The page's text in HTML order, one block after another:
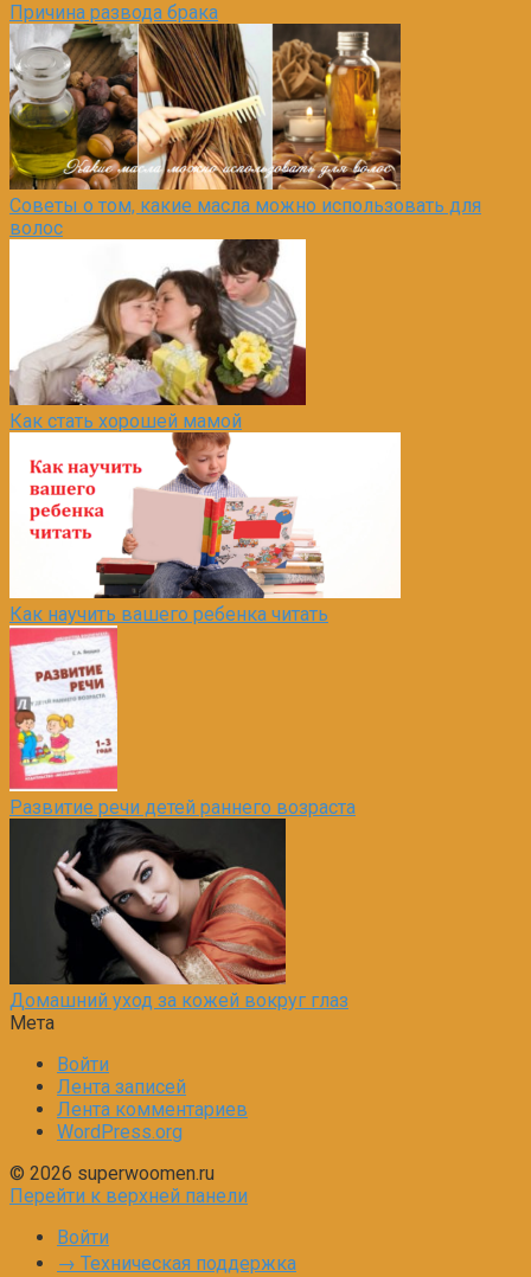
Причина развода брака
Советы о том, какие масла можно использовать для
волос
Как стать хорошей мамой
Как научить вашего ребенка читать
Развитие речи детей раннего возраста
Домашний уход за кожей вокруг глаз
Мета
Войти
Лента записей
Лента комментариев
WordPress.org
© 2026 superwoomen.ru
Перейти к верхней панели
Войти
→ Техническая поддержка